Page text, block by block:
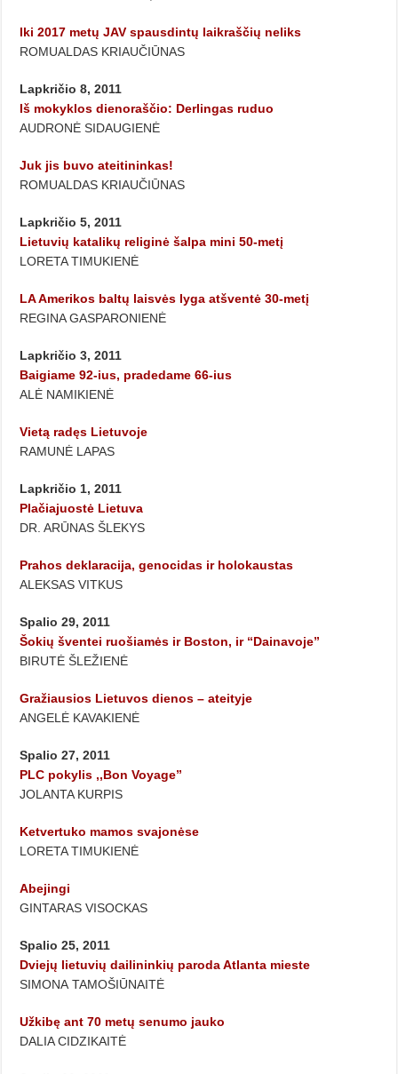
Iki 2017 metų JAV spausdintų laikraščių neliks
ROMUALDAS KRIAUČIŪNAS
Lapkričio 8, 2011
Iš mokyklos dienoraščio: Derlingas ruduo
AUDRONĖ SIDAUGIENĖ
Juk jis buvo ateitininkas!
ROMUALDAS KRIAUČIŪNAS
Lapkričio 5, 2011
Lietuvių katalikų religinė šalpa mini 50-metį
LORETA TIMUKIENĖ
LA Amerikos baltų laisvės lyga atšventė 30-metį
REGINA GASPARONIENĖ
Lapkričio 3, 2011
Baigiame 92-ius, pradedame 66-ius
ALĖ NAMIKIENĖ
Vietą radęs Lietuvoje
RAMUNĖ LAPAS
Lapkričio 1, 2011
Plačiajuostė Lietuva
DR. ARŪNAS ŠLEKYS
Prahos deklaracija, genocidas ir holokaustas
ALEKSAS VITKUS
Spalio 29, 2011
Šokių šventei ruošiamės ir Boston, ir “Dainavoje”
BIRUTĖ ŠLEŽIENĖ
Gražiausios Lietuvos dienos – ateityje
ANGELĖ KAVAKIENĖ
Spalio 27, 2011
PLC pokylis ,,Bon Voyage”
JOLANTA KURPIS
Ketvertuko mamos svajonėse
LORETA TIMUKIENĖ
Abejingi
GINTARAS VISOCKAS
Spalio 25, 2011
Dviejų lietuvių dailininkių paroda Atlanta mieste
SIMONA TAMOŠIŪNAITĖ
Užkibę ant 70 metų senumo jauko
DALIA CIDZIKAITĖ